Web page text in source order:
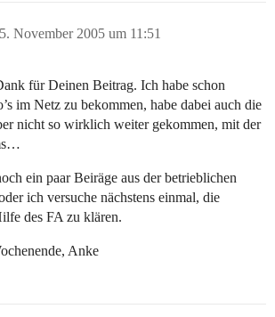
5. November 2005 um 11:51
für Deinen Beitrag. Ich habe schon
im Netz zu bekommen, habe dabei auch die
nicht so wirklich weiter gekommen, mit der
ein paar Beiräge aus der betrieblichen
ich versuche nächstens einmal, die
des FA zu klären.
Anke